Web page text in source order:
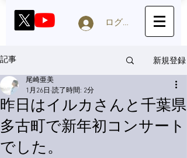
ログイン
記事 新規登録
昨日はイルカさんと千葉県
多古町で新年初コンサート
でした。
尾崎亜美
1月26日 読了時間: 2分